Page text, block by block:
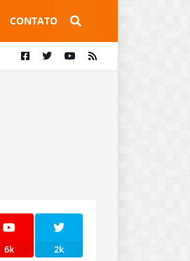
CONTATO
6k 2k